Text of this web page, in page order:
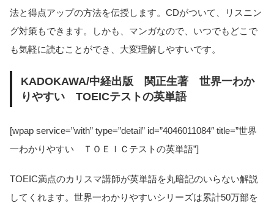
法と得点アップの方法を伝授します。CDがついて、リスニン
グ対策もできます。しかも、マンガなので、いつでもどこで
も気軽に読むことができ、大変理解しやすいです。
KADOKAWA/中経出版 関正生著 世界一わか
りやすい TOEICテストの英単語
[wpap service=”with” type=”detail” id=”4046011084″ title=”世界
一わかりやすい ＴＯＥＩＣテストの英単語”]
TOEIC満点のカリスマ講師が英単語を丸暗記のいらない解説
してくれます。世界一わかりやすいシリーズは累計50万部を